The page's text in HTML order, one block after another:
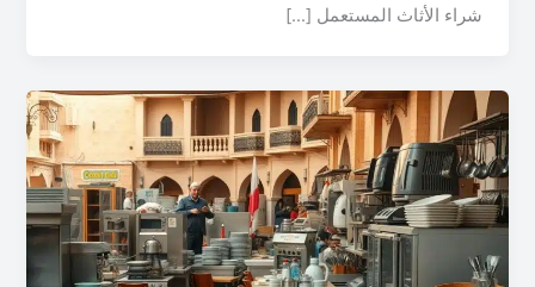
شراء الأثاث المستعمل […]